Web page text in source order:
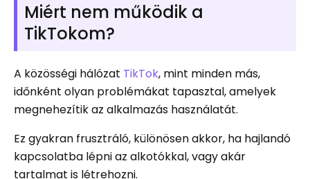
Miért nem működik a
TikTokom?
A közösségi hálózat TikTok, mint minden más,
időnként olyan problémákat tapasztal, amelyek
megnehezítik az alkalmazás használatát.
Ez gyakran frusztráló, különösen akkor, ha hajlandó
kapcsolatba lépni az alkotókkal, vagy akár
tartalmat is létrehozni.